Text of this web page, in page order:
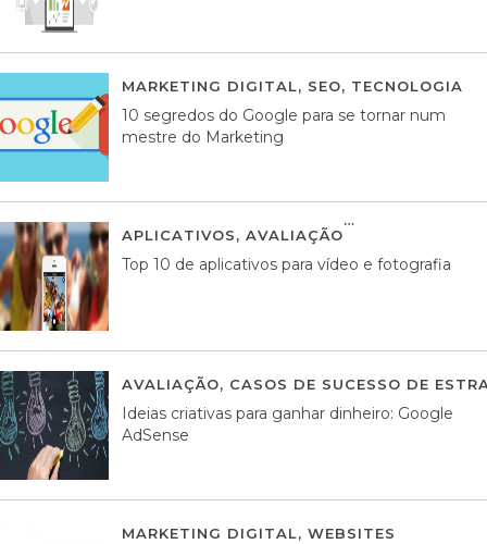
MARKETING DIGITAL, SEO, TECNOLOGIA
10 segredos do Google para se tornar num
mestre do Marketing
APLICATIVOS, AVALIAÇÃO
Top 10 de aplicativos para vídeo e fotografia
AVALIAÇÃO, CASOS DE SUCESSO DE
Ideias criativas para ganhar dinheiro: Google
AdSense
MARKETING DIGITAL, WEBSITES